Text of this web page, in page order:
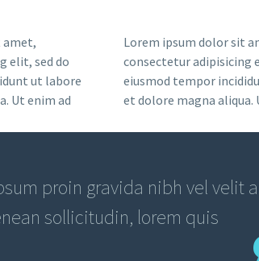
amet,
elit, sed do
ut labore
Ut enim ad
Lorem ipsum dolor sit
consectetur adipisicing
eiusmod tempor
et dolore magna aliqua.
proin gravida nibh vel velit
sollicitudin, lorem quis